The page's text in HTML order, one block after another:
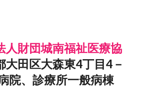
人財団城南福祉医療協
大田区大森東4丁目4－
院、診療所一般病棟